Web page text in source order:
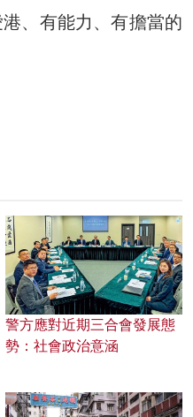
、有能力、有擔當的
警方應對近期三合會發展態
勢：社會政治意涵